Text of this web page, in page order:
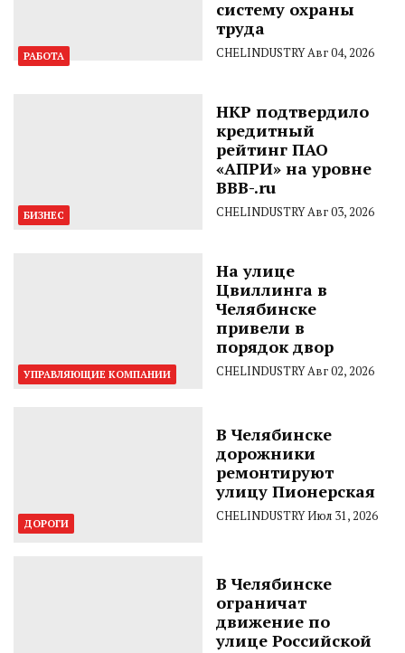
РАБОТА
систему охраны
труда
CHELINDUSTRYАвг 04, 2026
БИЗНЕС
НКР подтвердило
кредитный
рейтинг ПАО
«АПРИ» на уровне
BBB-.ru
CHELINDUSTRYАвг 03, 2026
УПРАВЛЯЮЩИЕ КОМПАНИИ
На улице
Цвиллинга в
Челябинске
привели в
порядок двор
CHELINDUSTRYАвг 02, 2026
ДОРОГИ
В Челябинске
дорожники
ремонтируют
улицу Пионерская
CHELINDUSTRYИюл 31, 2026
В Челябинске
ограничат
движение по
улице Российской